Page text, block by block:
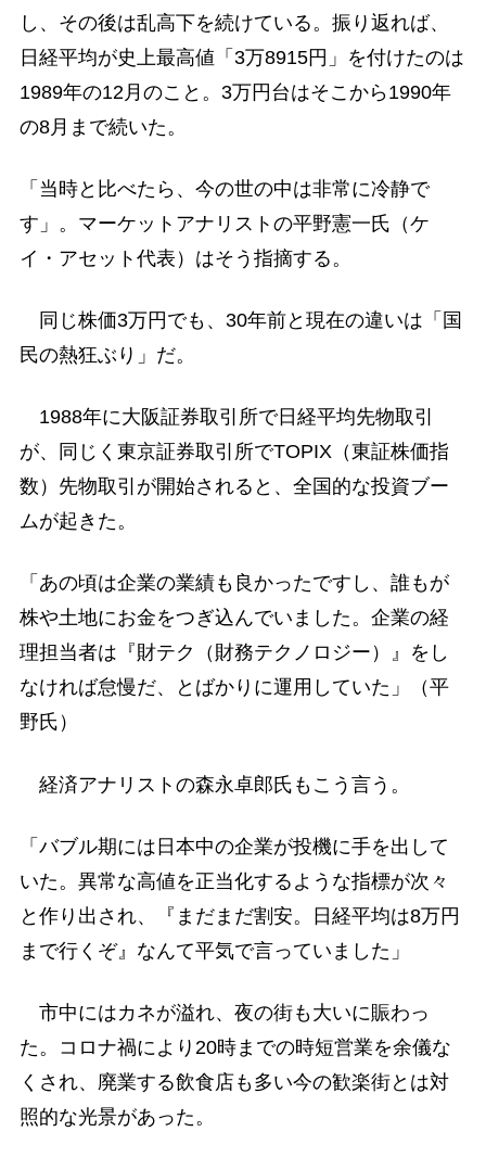
し、その後は乱高下を続けている。振り返れば、
日経平均が史上最高値「3万8915円」を付けたのは
1989年の12月のこと。3万円台はそこから1990年
の8月まで続いた。
「当時と比べたら、今の世の中は非常に冷静で
す」。マーケットアナリストの平野憲一氏（ケ
イ・アセット代表）はそう指摘する。
同じ株価3万円でも、30年前と現在の違いは「国
民の熱狂ぶり」だ。
1988年に大阪証券取引所で日経平均先物取引
が、同じく東京証券取引所でTOPIX（東証株価指
数）先物取引が開始されると、全国的な投資ブー
ムが起きた。
「あの頃は企業の業績も良かったですし、誰もが
株や土地にお金をつぎ込んでいました。企業の経
理担当者は『財テク（財務テクノロジー）』をし
なければ怠慢だ、とばかりに運用していた」（平
野氏）
経済アナリストの森永卓郎氏もこう言う。
「バブル期には日本中の企業が投機に手を出して
いた。異常な高値を正当化するような指標が次々
と作り出され、『まだまだ割安。日経平均は8万円
まで行くぞ』なんて平気で言っていました」
市中にはカネが溢れ、夜の街も大いに賑わっ
た。コロナ禍により20時までの時短営業を余儀な
くされ、廃業する飲食店も多い今の歓楽街とは対
照的な光景があった。